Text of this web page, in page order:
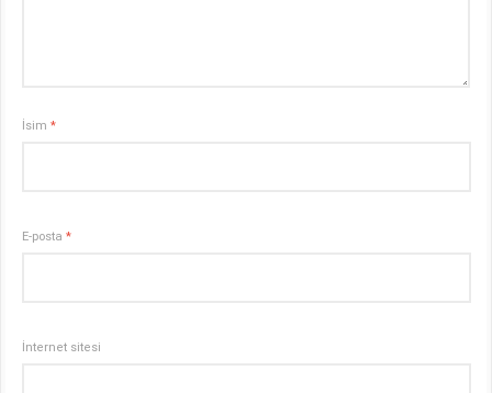
İsim*
E-posta*
İnternet sitesi